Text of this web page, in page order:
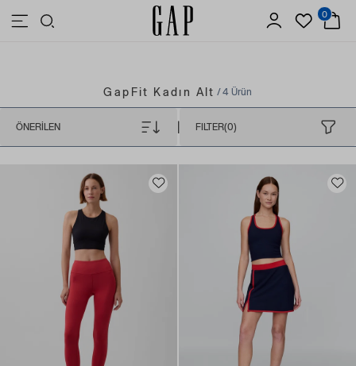
3.500 TL VE ÜZERİ ALIŞVERİŞLERDE ÜCRETSİZ KARGO 0
GapFit Kadın Alt / 4 Ürün
FILTER(0)
ÖNERILEN